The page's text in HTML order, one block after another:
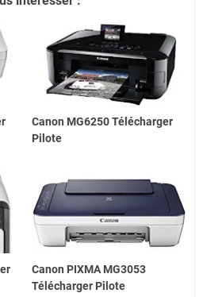
Canon MG6250 Télécharger
Pilote
Canon PIXMA MG3053
Télécharger Pilote